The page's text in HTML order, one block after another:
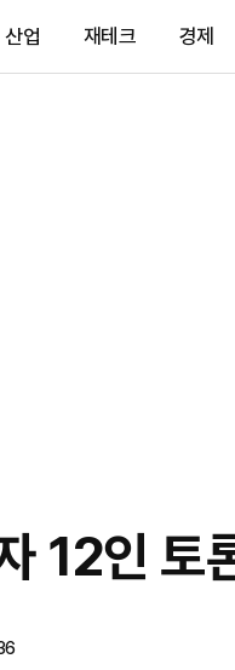
산업 재테크 경제
12인 토